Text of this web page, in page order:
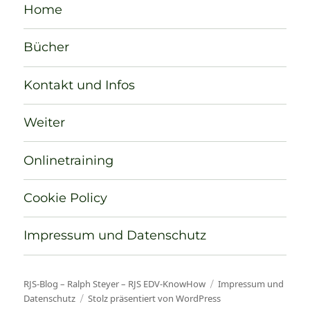
Home
Bücher
Kontakt und Infos
Weiter
Onlinetraining
Cookie Policy
Impressum und Datenschutz
RJS-Blog – Ralph Steyer – RJS EDV-KnowHow
Impressum und
Datenschutz
Stolz präsentiert von WordPress